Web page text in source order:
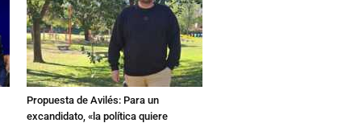
Propuesta de Avilés: Para un
excandidato, «la política quiere